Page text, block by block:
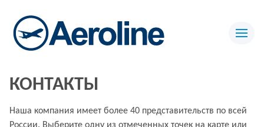
КОНТАКТЫ
Наша компания имеет более 40 представительств по всей